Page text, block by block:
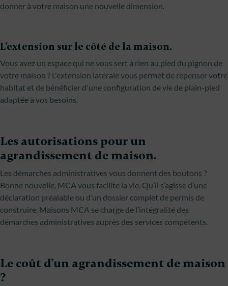
donner à votre maison une nouvelle dimension.
L’extension sur le côté de la maison.
Vous avez un espace qui ne vous sert à rien au pied du pignon de
votre maison ? L'extension latérale vous permet de repenser votre
habitat et de bénéficier d'une configuration de vie de plain-pied
adaptée à vos besoins.
Les autorisations pour un
agrandissement de maison.
Les démarches administratives vous donnent des boutons ?
Bonne nouvelle, MCA vous facilite la vie. Qu’il s’agisse d’une
déclaration préalable ou d’un dossier complet de permis de
construire, Maisons MCA se charge de l’intégralité des
démarches administratives auprès des services compétents.
Le coût d’un agrandissement de maison
?